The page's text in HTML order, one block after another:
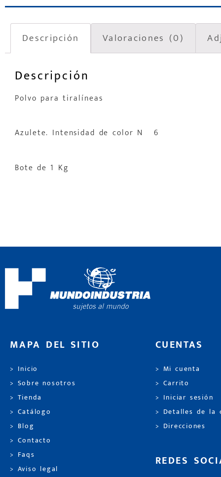
Descripción Valoraciones (0)
Descripción
Polvo para tiralíneas
Azulete. Intensidad de color Nº 6
Bote de 1 Kg
MAPA DEL SITIO
> Inicio
> Sobre nosotros
> Tienda
> Catálogo
> Blog
> Contacto
> Faqs
> Aviso legal
CUENTAS
> Mi cuenta
> Carrito
> Iniciar sesión
> Detalles de la
> Direcciones
REDES